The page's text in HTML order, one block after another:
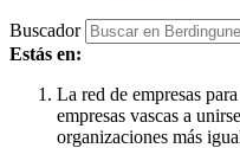
Buscador
Estás en:
La red de empresas
empresas vascas a
organizaciones más